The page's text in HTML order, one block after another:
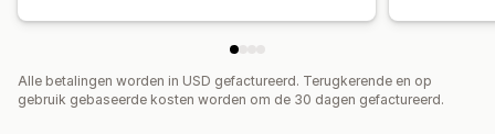
Alle betalingen worden in USD gefactureerd. Terugkerende en op
gebruik gebaseerde kosten worden om de 30 dagen gefactureerd.